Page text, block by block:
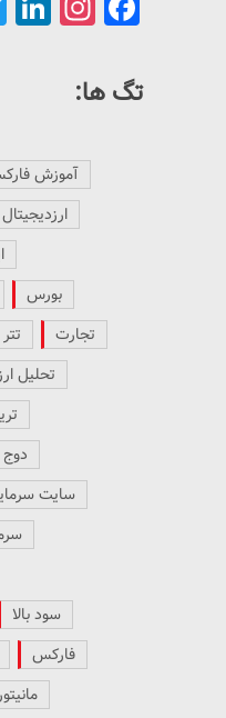
تگ ها:
آموزش
ارزدیجیتال
بورس
تتر
تجارت
تحلیل
سایت
سود بالا
فارکس